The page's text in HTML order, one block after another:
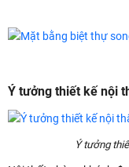
Ý tưởng thiết kế nội
Ý tưởng